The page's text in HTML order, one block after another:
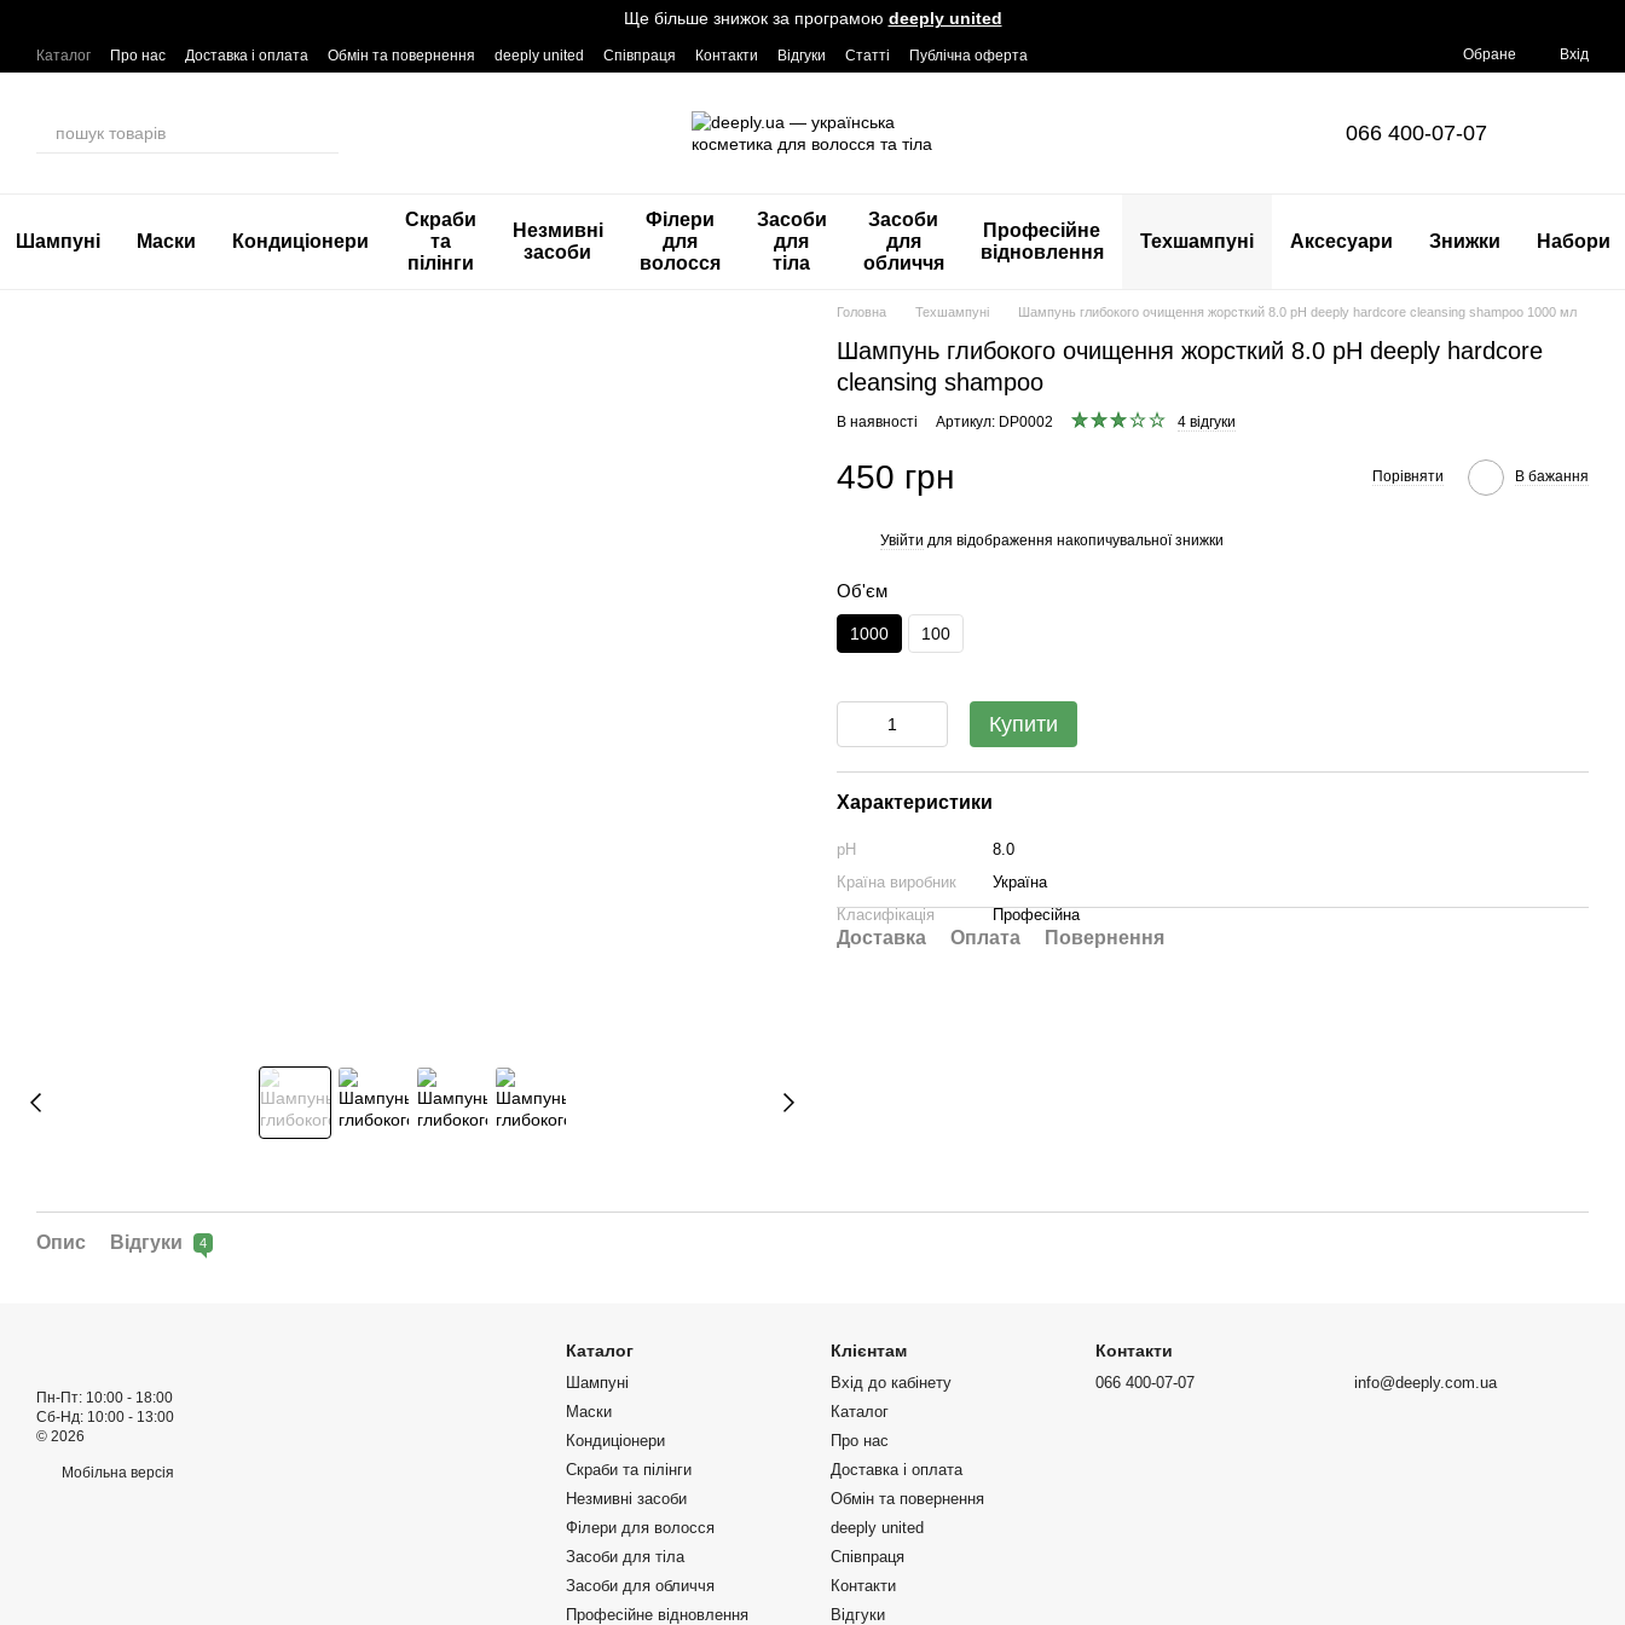
Ще більше знижок за програмою deeply united
Каталог Про нас Доставка і оплата Обмін та повернення deeply united Співпраця Контакти Відгуки Статті Публічна оферта Обране Вхід
066 400-07-07
Шампуні Маски Кондиціонери
Скраби
та
пілінги
Незмивні
засоби
Філери
для
волосся
Засоби
для
тіла
Засоби
для
обличчя
Професійне
відновлення
Техшампуні Аксесуари Знижки Набори
Головна Техшампуні Шампунь глибокого очищення жорсткий 8.0 pH deeply hardcore cleansing shampoo 1000 мл
Шампунь глибокого очищення жорсткий 8.0 pH deeply hardcore
cleansing shampoo
В наявності Артикул: DP0002 4 відгуки
450 грн Порівняти В бажання
Увійти для відображення накопичувальної знижки
Об'єм
1000 100
Купити
Характеристики
pH
8.0
Країна виробник
Україна
Класифікація
Професійна
Доставка Оплата Повернення
Опис Відгуки 4
Пн-Пт: 10:00 - 18:00
Сб-Нд: 10:00 - 13:00
© 2026
Мобільна версія
Каталог
Шампуні
Маски
Кондиціонери
Скраби та пілінги
Незмивні засоби
Філери для волосся
Засоби для тіла
Засоби для обличчя
Професійне відновлення
Клієнтам
Вхід до кабінету
Каталог
Про нас
Доставка і оплата
Обмін та повернення
deeply united
Співпраця
Контакти
Відгуки
Контакти
066 400-07-07 info@deeply.com.ua